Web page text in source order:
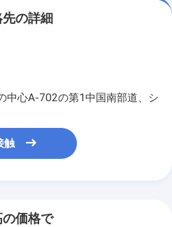
の詳細
中心A-702の第1中国南部道、シ
触
の価格で